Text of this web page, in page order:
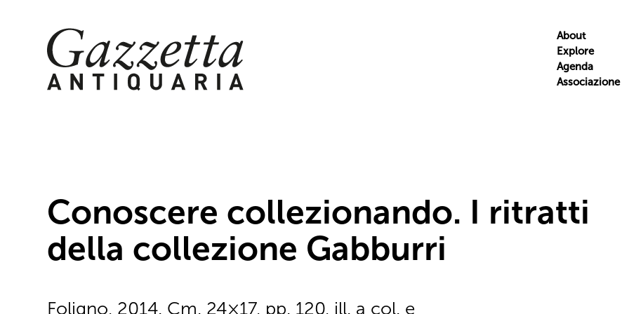
Skip
to
content
About
Explore
Agenda
Associazione
Conoscere collezionando. I ritratti
della collezione Gabburri
Foligno, 2014. Cm. 24×17, pp. 120, ill. a col. e